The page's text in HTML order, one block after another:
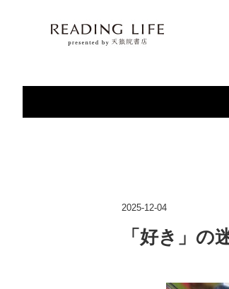
2025-12-04
「好き」の